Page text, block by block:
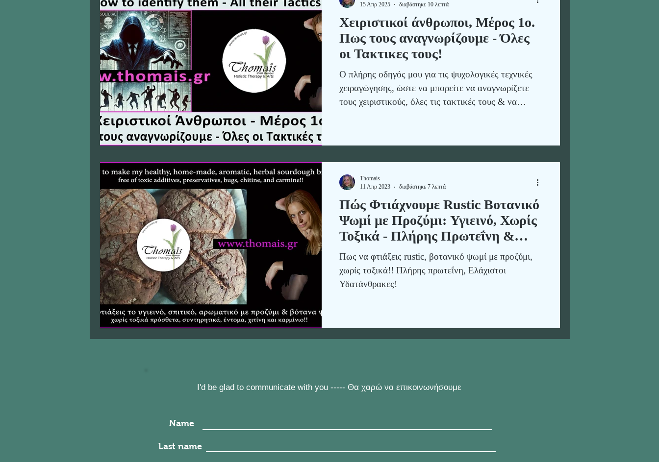
Χειριστικοί άνθρωποι, Μέρος 1ο.
Πως τους αναγνωρίζουμε - Όλες
οι Τακτικες τους!
Ο πλήρης οδηγός μου για τις ψυχολογικές τεχνικές
χειραγώγησης, ώστε να μπορείτε να αναγνωρίζετε
τους χειριστικούς, όλες τις τακτικές τους & να
15 Απρ 2025
διαβάστηκε 10 λεπτά
Πώς Φτιάχνουμε Rustic Βοτανικό
Ψωμί με Προζύμι: Υγιεινό, Χωρίς
Τοξικά - Πλήρης Πρωτεΐνη &
Χαμηλοι Υδατάνθρακες
Πως να φτιάξεις rustic, βοτανικό ψωμί με προζύμι,
χωρίς τοξικά!! Πλήρης πρωτεΐνη, Ελάχιστοι
Υδατάνθρακες!
Thomais
11 Απρ 2023
διαβάστηκε 7 λεπτά
Name
Last name
I'd be glad to communicate with you ----- Θα χαρώ να επικοινωνήσουμε